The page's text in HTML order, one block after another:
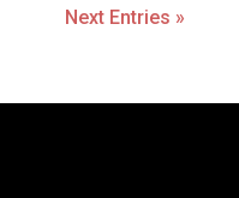
Next Entries »